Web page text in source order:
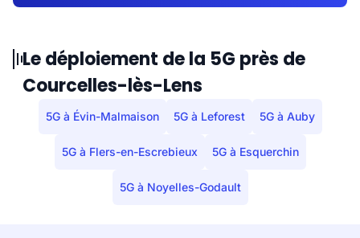
Le déploiement de la 5G près de
Courcelles-lès-Lens
5G à Évin-Malmaison 5G à Leforest 5G à Auby
5G à Flers-en-Escrebieux 5G à Esquerchin
5G à Noyelles-Godault